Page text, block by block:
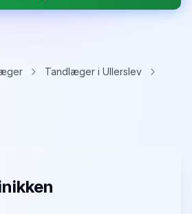
Tandlæger i Ullerslev